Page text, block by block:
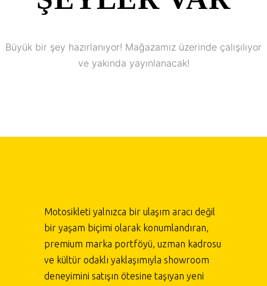
Büyük bir şey hazırlanıyor! Mağazamız üzerinde çalışılıyor
ve yakında yayınlanacak!
Motosikleti yalnızca bir ulaşım aracı değil
bir yaşam biçimi olarak konumlandıran,
premium marka portföyü, uzman kadrosu
ve kültür odaklı yaklaşımıyla showroom
deneyimini satışın ötesine taşıyan yeni